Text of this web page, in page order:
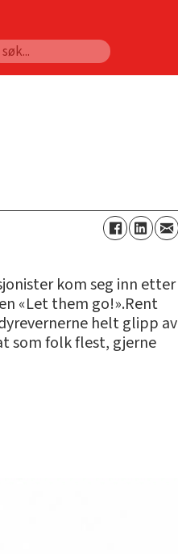
kom seg inn etter
«Let them go!».Rent
helt glipp av
som folk flest, gjerne